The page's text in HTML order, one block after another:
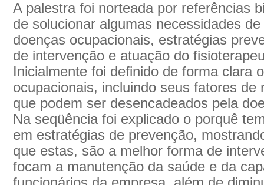
A palestra foi norteada por referências
de solucionar algumas necessidades
doenças ocupacionais, estratégias
de intervenção e atuação do
Inicialmente foi definido de forma clara
ocupacionais, incluindo seus fatores
que podem ser desencadeados pela
Na seqüência foi explicado o porquê
em estratégias de prevenção,
que estas, são a melhor forma de
focam a manutenção da saúde e da